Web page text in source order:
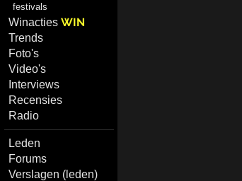
festivals
WinactiesWIN
Trends
Foto's
Video's
Interviews
Recensies
Radio
Leden
Forums
Verslagen (leden)